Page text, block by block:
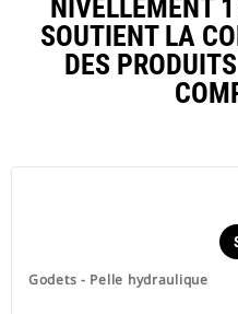
pneus.
NIVELLEMENT
SOUTIENT LA
DES
Godets - Pelle hydraulique